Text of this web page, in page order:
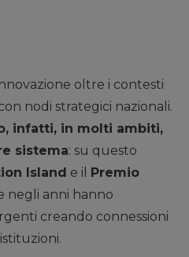
oltre i contesti
nodi strategici nazionali.
infatti, in molti ambiti,
sistema: su questo
Island e il
Premio
negli anni hanno
creando connessioni